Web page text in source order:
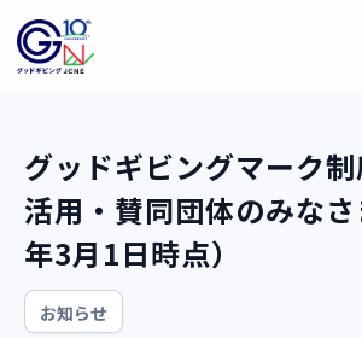
グッドギビングマーク
活用・賛同団体のみな
年3月1日時点）
お知らせ